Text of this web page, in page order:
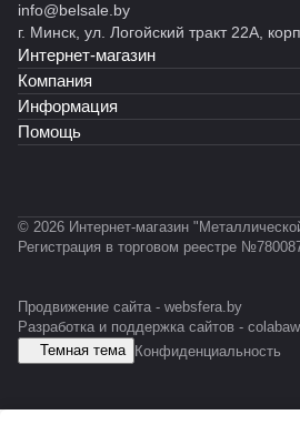
info@belsale.by
г. Минск, ул. Логойский тракт 22А,
Интернет-магазин
Компания
Информация
Помощь
© 2026 Интернет-магазин
Регистрация в торговом реестре
Продвижение сайта - websfera.by
Разработка и поддержка сайтов -
Темная тема Конфиденциальность